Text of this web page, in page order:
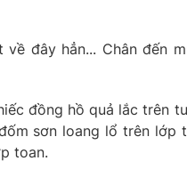
về đây hẳn... Chân đến
đồng hồ quả lắc trên
sơn loang lổ trên lớp
toan.